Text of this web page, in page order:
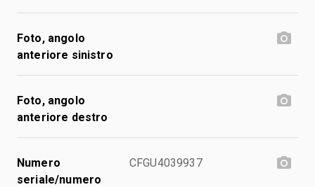
Foto, angolo
anteriore sinistro
Foto, angolo
anteriore destro
Numero
seriale/numero
CFGU4039937